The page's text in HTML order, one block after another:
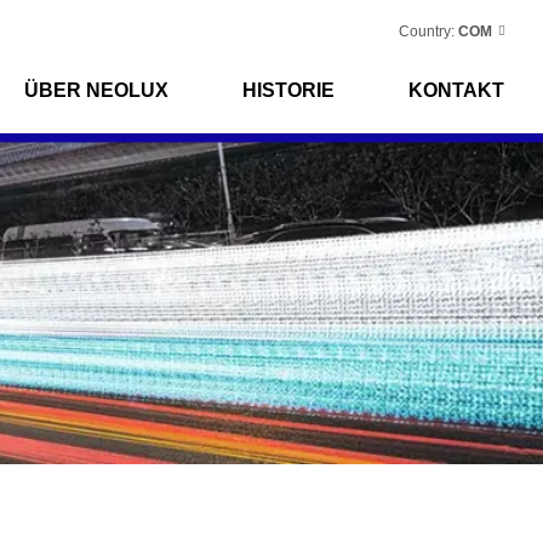
Country: COM
ÜBER NEOLUX HISTORIE KONTAKT